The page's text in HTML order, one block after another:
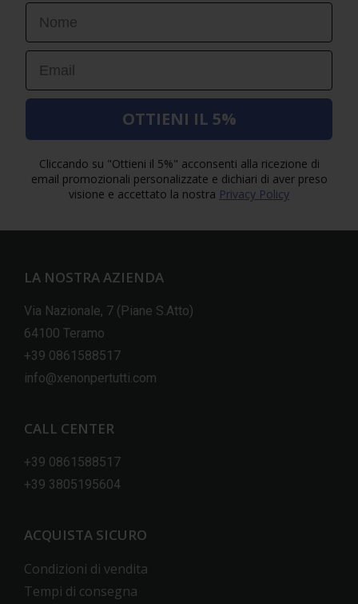
First Name
Email
OTTIENI IL 5%
Cliccando su "Ottieni il 5%" acconsenti alla ricezione di
email promozionali personalizzate e dichiari di aver preso
visione e accettato la nostra Privacy Policy
LA NOSTRA AZIENDA
Via Nazionale, 7 (Piane S.Atto)
64100 Teramo
+39 0861588517
info@xenonpertutti.com
CALL CENTER
+39 0861588517
+39 3805195604
ACQUISTA SICURO
Condizioni di vendita
Tempi di consegna